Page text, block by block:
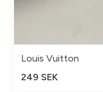
Louis Vuitton
249 SEK